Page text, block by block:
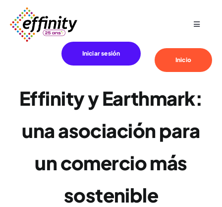
content
Toggle
Especialización
Iniciar sesión
Inicio
Effinity y Earthmark:
una asociación para
un comercio más
sostenible